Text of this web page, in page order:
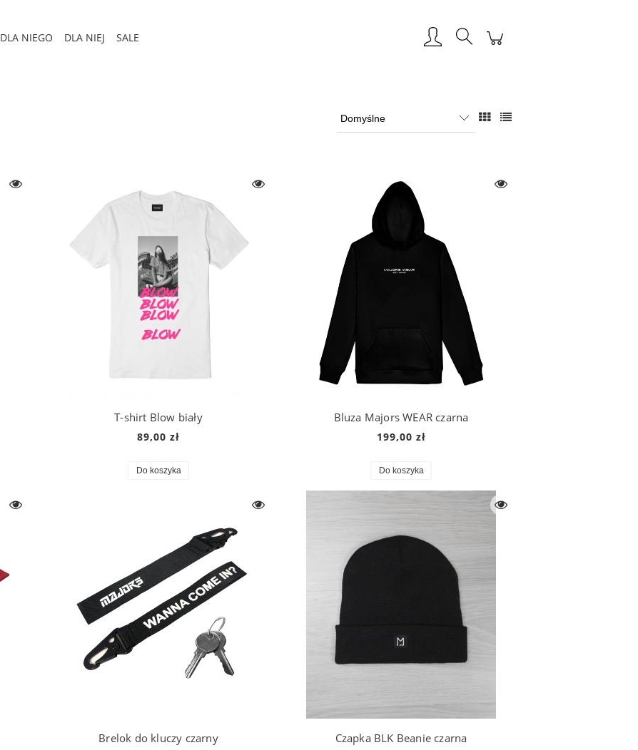
DLA NIEGO DLA NIEJ SALE
T-shirt Blow biały
89,00 zł
Do koszyka
Bluza Majors WEAR czarna
199,00 zł
Do koszyka
Brelok do kluczy czarny Czapka BLK Beanie czarna